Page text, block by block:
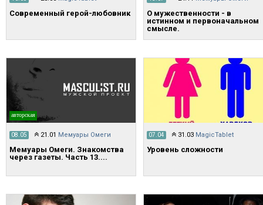
Современный герой-любовник
О мужественности - в
истинном и первоначальном
смысле.
авторская
08.05 21.01 Мемуары Омеги
Мемуары Омеги. Знакомства
через газеты. Часть 13....
07.04 31.03 MagicTablet
Уровень сложности